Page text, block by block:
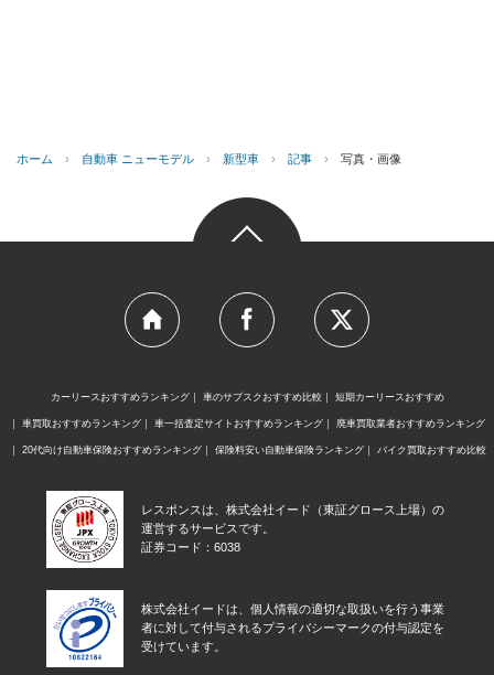
ホーム › 自動車 ニューモデル › 新型車 › 記事 › 写真・画像
カーリースおすすめランキング 車のサブスクおすすめ比較 短期カーリースおすすめ
車買取おすすめランキング 車一括査定サイトおすすめランキング 廃車買取業者おすすめランキング
20代向け自動車保険おすすめランキング 保険料安い自動車保険ランキング バイク買取おすすめ比較
レスポンスは、株式会社イード（東証グロース上場）の
運営するサービスです。
証券コード：6038
株式会社イードは、個人情報の適切な取扱いを行う事業
者に対して付与されるプライバシーマークの付与認定を
受けています。